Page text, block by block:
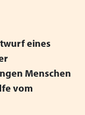
in
eines
Menschen
vom